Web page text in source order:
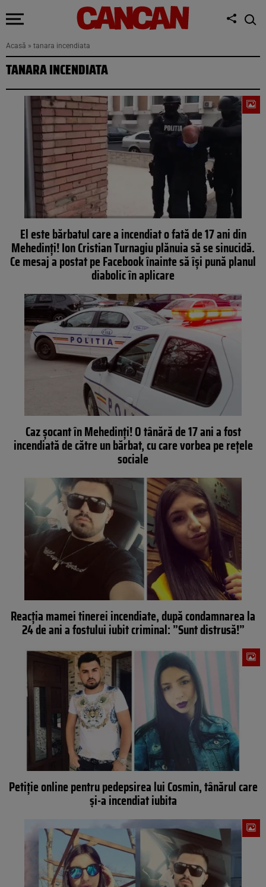
Acasă » tanara incendiata
TANARA INCENDIATA
El este bărbatul care a incendiat o fată de 17 ani din
Mehedinți! Ion Cristian Turnagiu plănuia să se sinucidă.
Ce mesaj a postat pe Facebook înainte să își pună planul
diabolic în aplicare
Caz șocant în Mehedinți! O tânără de 17 ani a fost
incendiată de către un bărbat, cu care vorbea pe rețele
sociale
Reacția mamei tinerei incendiate, după condamnarea la
24 de ani a fostului iubit criminal: ”Sunt distrusă!”
Petiție online pentru pedepsirea lui Cosmin, tânărul care
și-a incendiat iubita